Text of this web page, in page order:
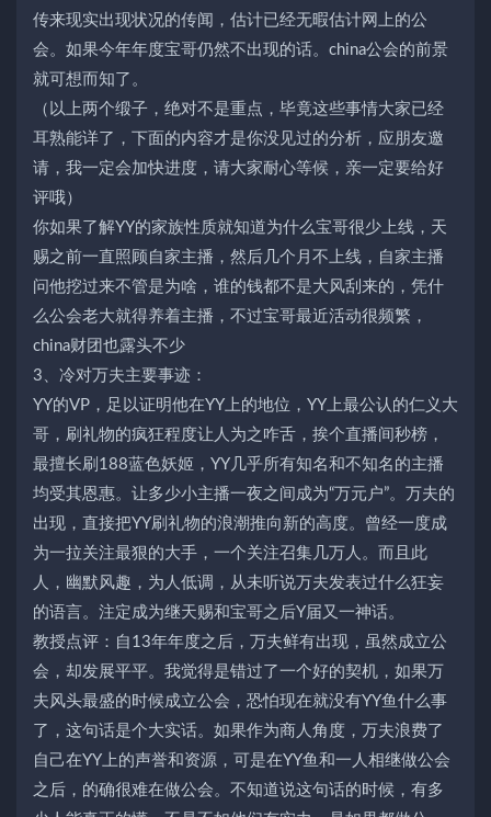
传来现实出现状况的传闻，估计已经无暇估计网上的公
会。如果今年年度宝哥仍然不出现的话。china公会的前景
就可想而知了。
（以上两个缎子，绝对不是重点，毕竟这些事情大家已经
耳熟能详了，下面的内容才是你没见过的分析，应朋友邀
请，我一定会加快进度，请大家耐心等候，亲一定要给好
评哦）
你如果了解YY的家族性质就知道为什么宝哥很少上线，天
赐之前一直照顾自家主播，然后几个月不上线，自家主播
问他挖过来不管是为啥，谁的钱都不是大风刮来的，凭什
么公会老大就得养着主播，不过宝哥最近活动很频繁，
china财团也露头不少
3、冷对万夫主要事迹：
YY的VP，足以证明他在YY上的地位，YY上最公认的仁义大
哥，刷礼物的疯狂程度让人为之咋舌，挨个直播间秒榜，
最擅长刷188蓝色妖姬，YY几乎所有知名和不知名的主播
均受其恩惠。让多少小主播一夜之间成为“万元户”。万夫的
出现，直接把YY刷礼物的浪潮推向新的高度。曾经一度成
为一拉关注最狠的大手，一个关注召集几万人。而且此
人，幽默风趣，为人低调，从未听说万夫发表过什么狂妄
的语言。注定成为继天赐和宝哥之后Y届又一神话。
教授点评：自13年年度之后，万夫鲜有出现，虽然成立公
会，却发展平平。我觉得是错过了一个好的契机，如果万
夫风头最盛的时候成立公会，恐怕现在就没有YY鱼什么事
了，这句话是个大实话。如果作为商人角度，万夫浪费了
自己在YY上的声誉和资源，可是在YY鱼和一人相继做公会
之后，的确很难在做公会。不知道说这句话的时候，有多